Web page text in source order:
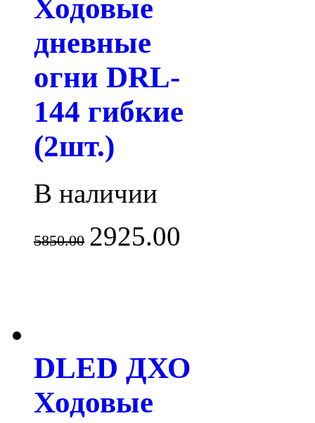
Ходовые
дневные
огни DRL-
144 гибкие
(2шт.)
В наличии
5850.00 2925.00
DLED ДХО
Ходовые